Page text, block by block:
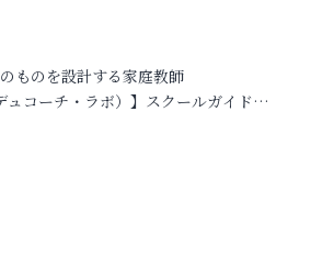
ものを設計する家庭教師
コーチ・ラボ）】スクールガイド…